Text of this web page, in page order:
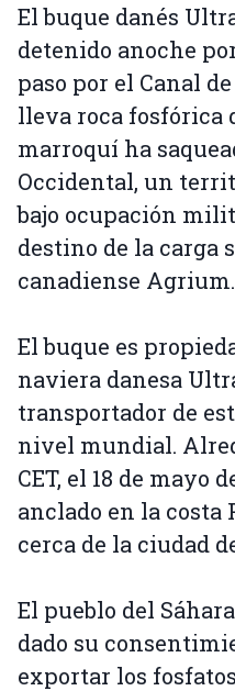
El buque danés
detenido anoche
paso por el Canal
lleva roca fosfórica
marroquí ha
Occidental, un
bajo ocupación
destino de la carga
canadiense Agrium.
El buque es
naviera danesa
transportador de
nivel mundial.
CET, el 18 de mayo
anclado en la costa
cerca de la ciudad
El pueblo del
dado su
exportar los